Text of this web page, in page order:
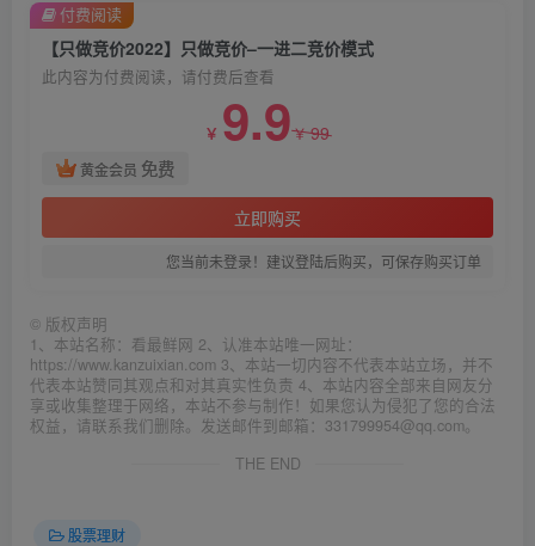
【只做竞价2022】只做竞价–一进二竞价模式
此内容为付费阅读，请付费后查看
￥ 9.9￥99
黄金会员 免费
立即购买
您当前未登录！建议登陆后购买，可保存购买订单
付费阅读
© 版权声明
1、本站名称：看最鲜网 2、认准本站唯一网址：
https://www.kanzuixian.com 3、本站一切内容不代表本站立场，并不
代表本站赞同其观点和对其真实性负责 4、本站内容全部来自网友分
享或收集整理于网络，本站不参与制作！如果您认为侵犯了您的合法
权益，请联系我们删除。发送邮件到邮箱：331799954@qq.com。
THE END
股票理财